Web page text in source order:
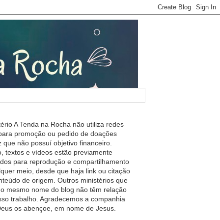
A Tenda na Rocha não utiliza redes
promoção ou pedido de doações
que não possuí objetivo financeiro.
textos e vídeos estão previamente
para reprodução e compartilhamento
meio, desde que haja link ou citação
de origem. Outros ministérios que
mesmo nome do blog não têm relação
trabalho. Agradecemos a companhia
os abençoe, em nome de Jesus.